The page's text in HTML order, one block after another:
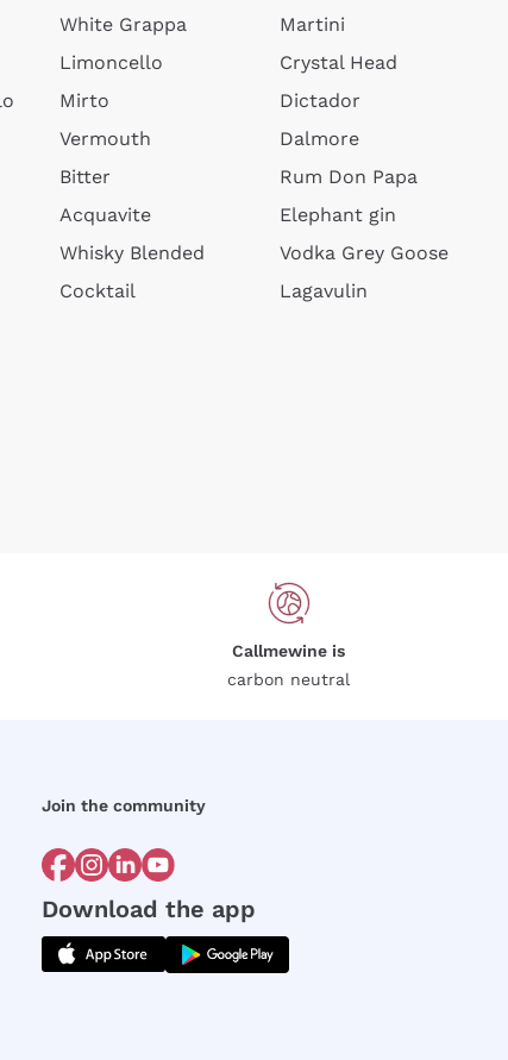
White Grappa
Limoncello
Mirto
Vermouth
Bitter
Acquavite
Whisky Blended
Cocktail
Martini
Crystal Head
Dictador
Dalmore
Rum Don Papa
Elephant gin
Vodka Grey Goose
Lagavulin
Callmewine is
carbon neutral
Join the community
Download the app